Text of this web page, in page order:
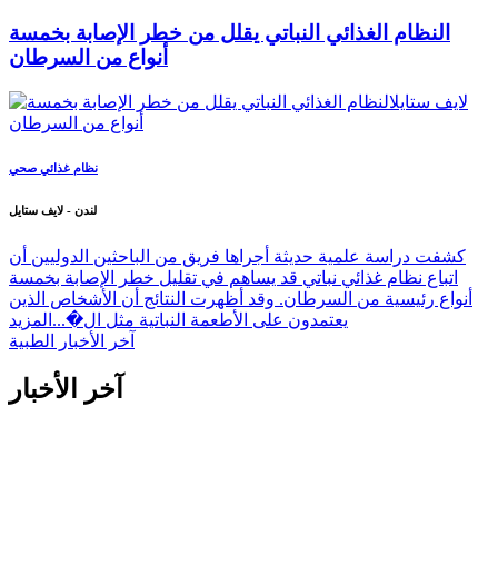
النظام الغذائي النباتي يقلل من خطر الإصابة بخمسة
أنواع من السرطان
نظام غذائي صحي
لندن - لايف ستايل
كشفت دراسة علمية حديثة أجراها فريق من الباحثين الدوليين أن
اتباع نظام غذائي نباتي قد يساهم في تقليل خطر الإصابة بخمسة
أنواع رئيسية من السرطان. وقد أظهرت النتائج أن الأشخاص الذين
يعتمدون على الأطعمة النباتية مثل ال�... المزيد
آخر الأخبار الطبية
آخر الأخبار